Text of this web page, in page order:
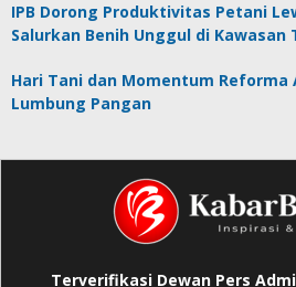
IPB Dorong Produktivitas Petani
Salurkan Benih Unggul di Kawasan
Hari Tani dan Momentum Reforma
Lumbung Pangan
Terverifikasi Dewan Pers